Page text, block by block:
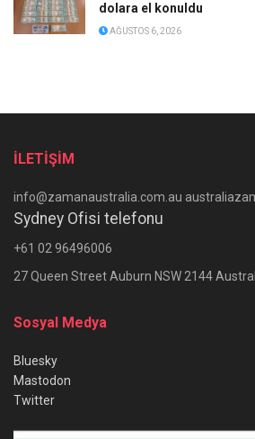
dolara el konuldu
AĞUSTOS 6, 2026
İLETİŞİM
info@zamanaustralia.com.au
Sydney Ofisi telefonu
+61 02 96496006
27 Queen Street Auburn NSW 2144
Sosyal Medya
Bluesky
Mastodon
Twitter